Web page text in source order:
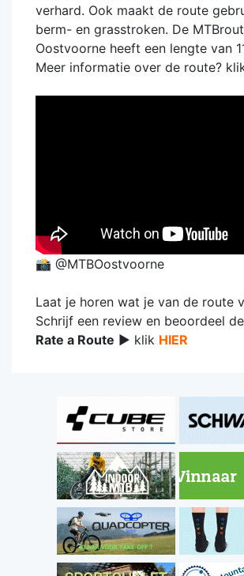
verhard. Ook maakt de route
berm- en grasstroken. De
Oostvoorne heeft een lengte van
Meer informatie over de route?
📸 @MTBOostvoorne
Laat je horen wat je van de route
Schrijf een review en beoordeel
Rate a Route ► klik HIER